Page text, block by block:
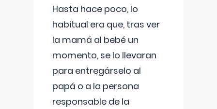
Hasta hace poco, lo
habitual era que, tras ver
la mamá al bebé un
momento, se lo llevaran
para entregárselo al
papá o a la persona
responsable de la